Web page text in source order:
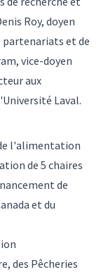
Roy, doyen
partenariats et de
vice-doyen
aux
Laval.
l'alimentation
de 5 chaires
de
et du
des Pêcheries